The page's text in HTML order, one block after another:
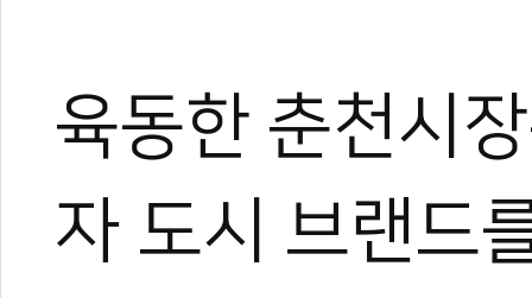
육동한 춘천시
자 도시 브랜드